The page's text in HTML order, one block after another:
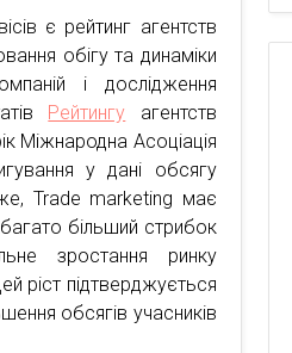
є рейтинг агентств
обігу та динаміки
і дослідження
Рейтингу агентств
Міжнародна Асоціація
у дані обсягу
Trade marketing має
більший стрибок
зростання ринку
ріст підтверджується
обсягів учасників